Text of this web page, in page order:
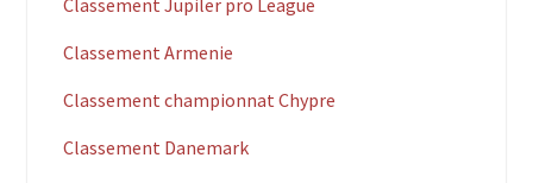
Classement Jupiler pro League
Classement Armenie
Classement championnat Chypre
Classement Danemark